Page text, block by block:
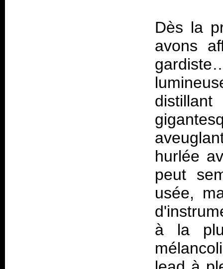
Dès la
avons
hurlée
peut
usée,
à la